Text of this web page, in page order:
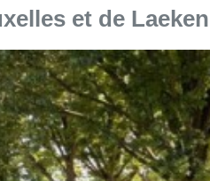
et de Laeken